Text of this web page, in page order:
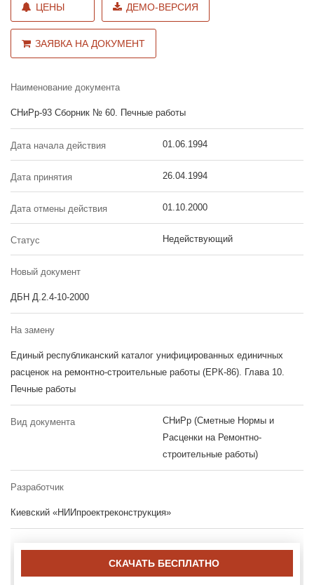
ЦЕНЫ ДЕМО-ВЕРСИЯ
ЗАЯВКА НА ДОКУМЕНТ
Наименование документа
СНиРр-93 Сборник № 60. Печные работы
Дата начала действия 01.06.1994
Дата принятия 26.04.1994
Дата отмены действия 01.10.2000
Статус Недействующий
Новый документ
ДБН Д.2.4-10-2000
На замену
Единый республиканский каталог унифицированных единичных
расценок на ремонтно-строительные работы (ЕРК-86). Глава 10.
Печные работы
Вид документа
СНиРр (Сметные Нормы и
Расценки на Ремонтно-
строительные работы)
Разработчик
Киевский «НИИпроектреконструкция»
СКАЧАТЬ БЕСПЛАТНО